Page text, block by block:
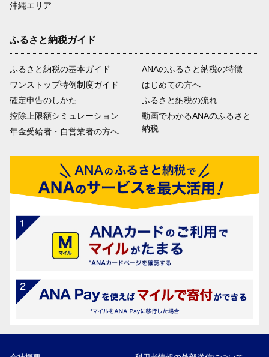
沖縄エリア
ふるさと納税ガイド
ふるさと納税の基本ガイド
ワンストップ特例制度ガイド
確定申告のしかた
控除上限額シミュレーション
年金受給者・自営業者の方へ
ANAのふるさと納税の特徴
はじめての方へ
ふるさと納税の流れ
動画でわかるANAのふるさと
納税